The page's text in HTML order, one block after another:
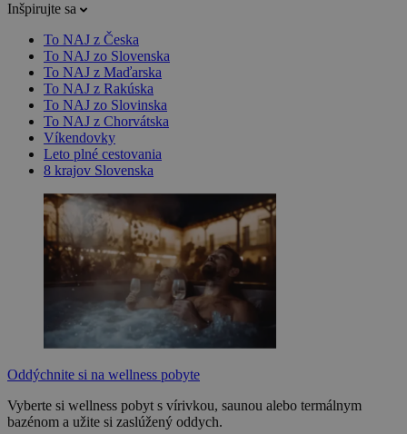
Inšpirujte sa
To NAJ z Česka
To NAJ zo Slovenska
To NAJ z Maďarska
To NAJ z Rakúska
To NAJ zo Slovinska
To NAJ z Chorvátska
Víkendovky
Leto plné cestovania
8 krajov Slovenska
Oddýchnite si na wellness pobyte
Vyberte si wellness pobyt s vírivkou, saunou alebo termálnym
bazénom a užite si zaslúžený oddych.